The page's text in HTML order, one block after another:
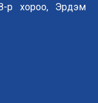
8-р хороо, Эрдэм